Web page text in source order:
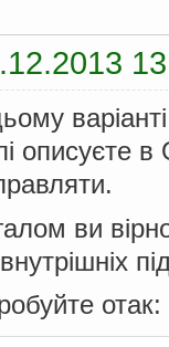
описуєте
ви
отак: